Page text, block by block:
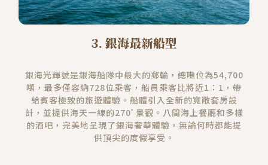
3. 銀海最新船型
銀海光輝號是銀海船隊中最大的郵輪，總噸位為54,700
噸，最多僅容納728位乘客，船員乘客比將近1：1，帶
給賓客極致的旅遊體驗。船體引入全新的寬敞套房設
計，並提供海天一線的270ﾟ景觀。八間海上餐廳和多樣
的酒吧，完美地呈現了銀海奢華體驗，無論何時都能提
供頂尖的度假享受。